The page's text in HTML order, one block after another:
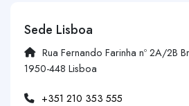
Sede Lisboa
Rua Fernando Farinha nº 2A/2B
1950-448 Lisboa
+351 210 353 555